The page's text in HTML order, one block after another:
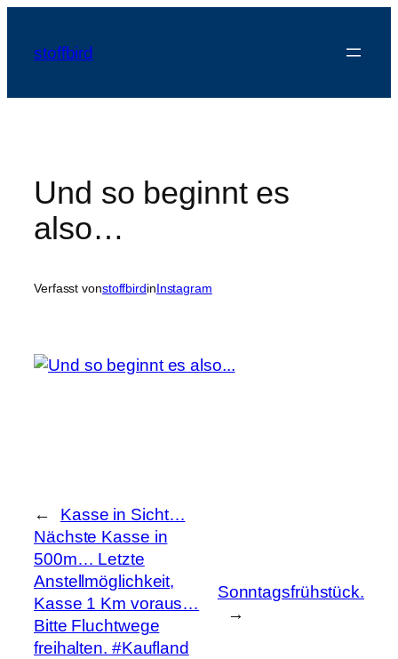
springen
stoffbird
Und so beginnt es
also…
Verfasst vonstoffbirdinInstagram
←
Kasse in Sicht…
Nächste Kasse in
500m… Letzte
Anstellmöglichkeit,
Kasse 1 Km voraus…
Bitte Fluchtwege
freihalten. #Kaufland
Sonntagsfrühstück.
→